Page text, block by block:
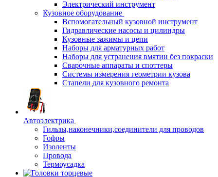
Электрический инструмент
Кузовное оборудование
Вспомогательный кузовной инструмент
Гидравлические насосы и цилиндры
Кузовные зажимы и цепи
Наборы для арматурных работ
Наборы для устранения вмятин без покраски
Сварочные аппараты и споттеры
Системы измерения геометрии кузова
Стапели для кузовного ремонта
Автоэлектрика
Гильзы,наконечники,соединители для проводов
Гофры
Изоленты
Провода
Термоусадка